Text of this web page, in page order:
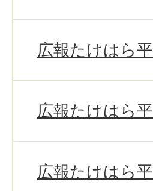
広報たけはら
広報たけはら
広報たけはら